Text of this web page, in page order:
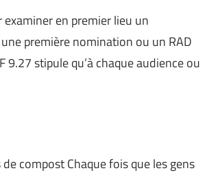
en premier lieu un
première nomination ou un RAD
9.27 stipule qu’à chaque audience ou
compost Chaque fois que les gens